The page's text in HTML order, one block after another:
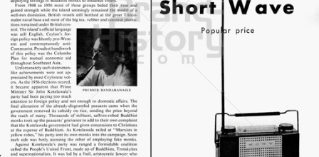
SONY Sony Austria GmbH